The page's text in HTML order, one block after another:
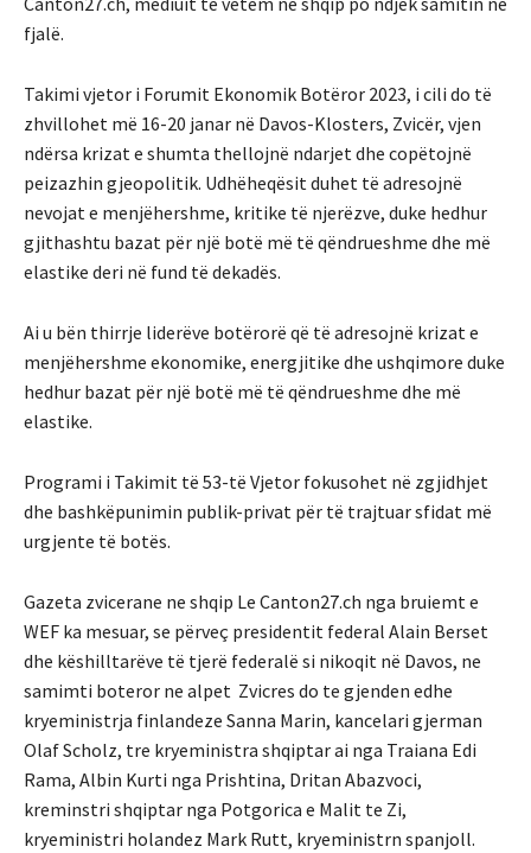
fjalë.
Takimi vjetor i Forumit Ekonomik Botëror 2023, i cili do të
zhvillohet më 16-20 janar në Davos-Klosters, Zvicër, vjen
ndërsa krizat e shumta thellojnë ndarjet dhe copëtojnë
peizazhin gjeopolitik. Udhëheqësit duhet të adresojnë
nevojat e menjëhershme, kritike të njerëzve, duke hedhur
gjithashtu bazat për një botë më të qëndrueshme dhe më
elastike deri në fund të dekadës.
Ai u bën thirrje liderëve botërorë që të adresojnë krizat e
menjëhershme ekonomike, energjitike dhe ushqimore duke
hedhur bazat për një botë më të qëndrueshme dhe më
elastike.
Programi i Takimit të 53-të Vjetor fokusohet në zgjidhjet
dhe bashkëpunimin publik-privat për të trajtuar sfidat më
urgjente të botës.
Gazeta zvicerane ne shqip Le Canton27.ch nga bruiemt e
WEF ka mesuar, se përveç presidentit federal Alain Berset
dhe këshilltarëve të tjerë federalë si nikoqit në Davos, ne
samimti boteror ne alpet Zvicres do te gjenden edhe
kryeministrja finlandeze Sanna Marin, kancelari gjerman
Olaf Scholz, tre kryeministra shqiptar ai nga Traiana Edi
Rama, Albin Kurti nga Prishtina, Dritan Abazvoci,
kreminstri shqiptar nga Potgorica e Malit te Zi,
kryeministri holandez Mark Rutt, kryeministrn spanjoll.